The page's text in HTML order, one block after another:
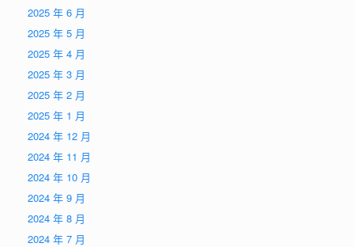
2025 年 6 月
2025 年 5 月
2025 年 4 月
2025 年 3 月
2025 年 2 月
2025 年 1 月
2024 年 12 月
2024 年 11 月
2024 年 10 月
2024 年 9 月
2024 年 8 月
2024 年 7 月